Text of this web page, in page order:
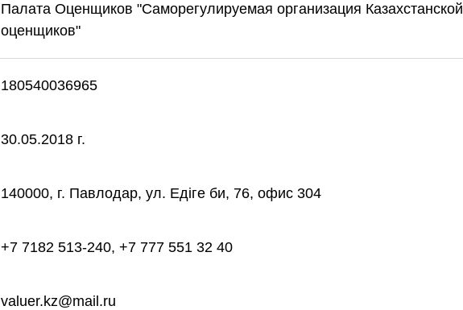
Палата Оценщиков "Саморегулируемая организация
оценщиков"
180540036965
30.05.2018 г.
140000, г. Павлодар, ул. Eдіге би, 76, офис 304
+7 7182 513-240, +7 777 551 32 40
valuer.kz@mail.ru